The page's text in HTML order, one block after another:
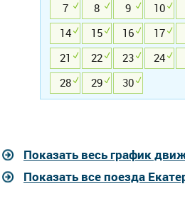
7
8 9 10
14
15 16 17
21
22 23 24
28
29 30
Показать весь график
Показать все поезда